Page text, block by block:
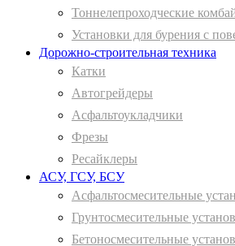
Тоннелепроходческие
Установки для бурения с
Дорожно-строительная техника
Катки
Автогрейдеры
Асфальтоукладчики
Фрезы
Ресайклеры
АСУ, ГСУ, БСУ
Асфальтосмесительные
Грунтосмесительные
Бетоносмесительные